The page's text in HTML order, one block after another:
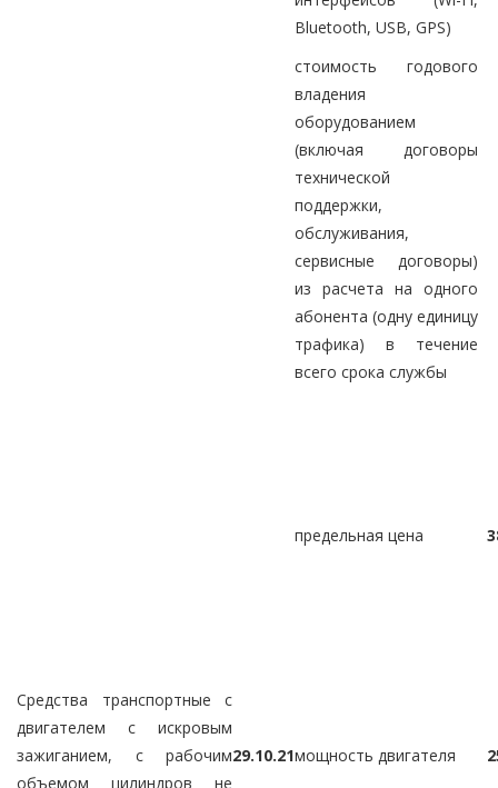
Bluetooth, USB, GPS)
стоимость годового
владения
оборудованием
(включая договоры
технической
поддержки,
обслуживания,
сервисные договоры)
из расчета на одного
абонента (одну единицу
трафика) в течение
всего срока службы
предельная цена
Средства транспортные с
двигателем с искровым
зажиганием, с рабочим
объемом цилиндров не
29.10.21мощность двигателя